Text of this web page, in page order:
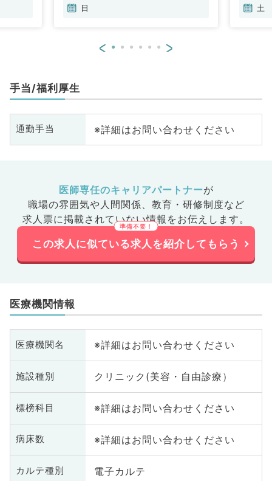
日 土
< >
手当/福利厚生
通勤手当 ※詳細はお問い合わせください
医師専任のキャリアパートナーが
職場の雰囲気や人間関係、 教育・研修制度など
求人票に掲載されていない情報をお伝えします。
この求人に似ている求人を紹介してもらう
医療機関情報
医療機関名 ※詳細はお問い合わせください
施設種別 クリニック(美容・自由診療）
標榜科目 ※詳細はお問い合わせください
病床数 ※詳細はお問い合わせください
カルテ種別 電子カルテ